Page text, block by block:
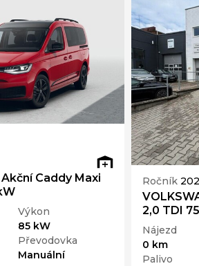
Caddy Maxi
Výkon
85 kW
Převodovka
Manuální
Ročník
2,0 TDI
Nájezd
0 km
Palivo